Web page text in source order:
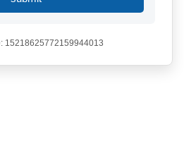
15218625772159944013